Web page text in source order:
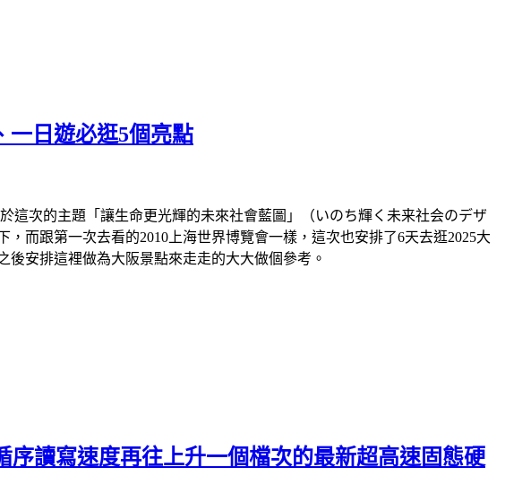
一日遊必逛5個亮點
這次的主題「讓生命更光輝的未來社會藍圖」（いのち輝く未来社会のデザ
而跟第一次去看的2010上海世界博覽會一樣，這次也安排了6天去逛2025大
安排這裡做為大阪景點來走走的大大做個參考。
序讀寫速度再往上升一個檔次的最新超高速固態硬